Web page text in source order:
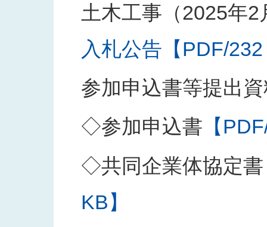
土木工事（2025年2
入札公告【PDF/
参加申込書等提出
◇参加申込書 【
◇共同企業体協定書
KB】